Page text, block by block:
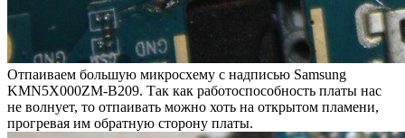
Отпаиваем большую микросхему с надписью Samsung
KMN5X000ZM-B209. Так как работоспособность платы нас
не волнует, то отпаивать можно хоть на открытом пламени,
прогревая им обратную сторону платы.